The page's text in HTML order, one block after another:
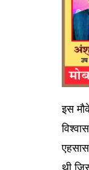
इस
थी